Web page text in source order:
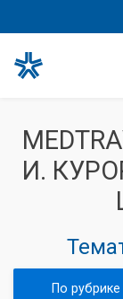
И.
По рубрике